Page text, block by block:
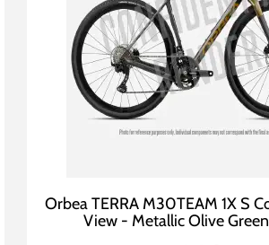
Orbea TERRA M30TEAM 1X S
View - Metallic Olive